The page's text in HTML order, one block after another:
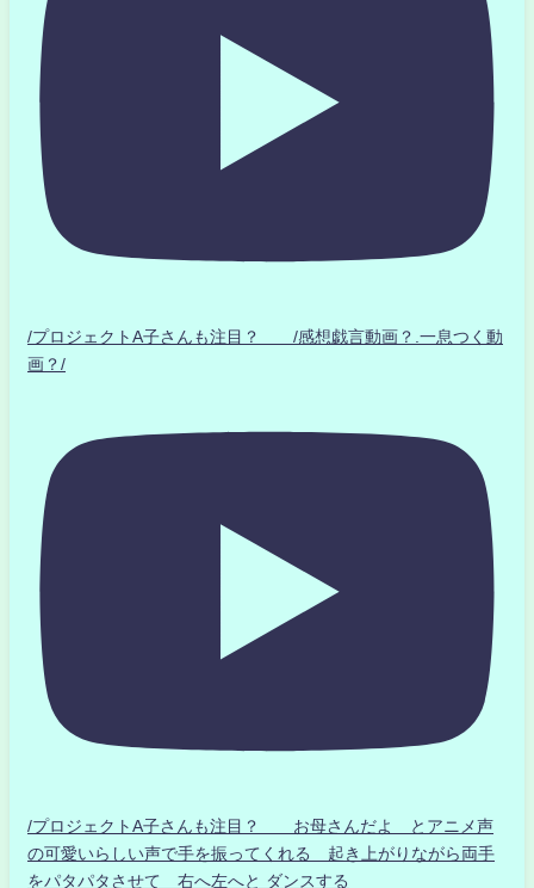
/プロジェクトA子さんも注目？ /感想戯言動画？.一息つく動
画？/
/プロジェクトA子さんも注目？ お母さんだよ とアニメ声
の可愛いらしい声で手を振ってくれる 起き上がりながら両手
をパタパタさせて 右へ左へと ダンスする